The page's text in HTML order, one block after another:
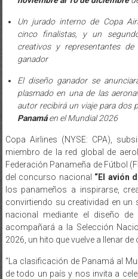
Un jurado interno de Copa
cinco finalistas, y un
creativos y representantes de
ganador
El diseño ganador se
plasmado en una de las
autor recibirá un viaje para dos
Panamáen el Mundial 2026
Copa Airlines (NYSE: CPA),
miembro de la red global de
Federación Panameña de Fútbol
del concurso nacional “El avión
los panameños a inspirarse,
convirtiendo su creatividad en
nacional mediante el diseño
acompañará a la Selección
2026, un hito que vuelve a llenar de
“La clasificación de Panamá al
de todo un país y nos invita a